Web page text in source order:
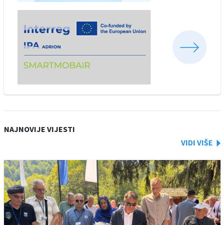
NAJNOVIJE VIJESTI